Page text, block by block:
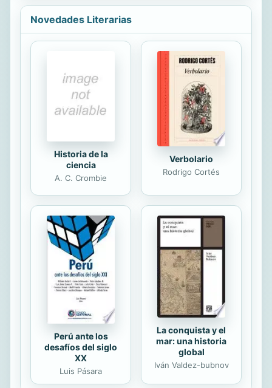
individual, el placer por los deportes
y muchos otros elementos que hoy
son componentes básicos y
cotidianos de nuestra vida. Se ha
dicho, con razón, que analizando sus
ideales, costumbres y gustos nos
sentimos más cercanos a ellos que a
otros pueblos u otras etapas más
próximos en el tiempo....
Novedades Literarias
Historia de la
ciencia
A. C. Crombie
Verbolario
Rodrigo Cortés
Perú ante los
desafíos del siglo
XX
Luis Pásara
La conquista y el
mar: una historia
global
Iván Valdez-bubnov